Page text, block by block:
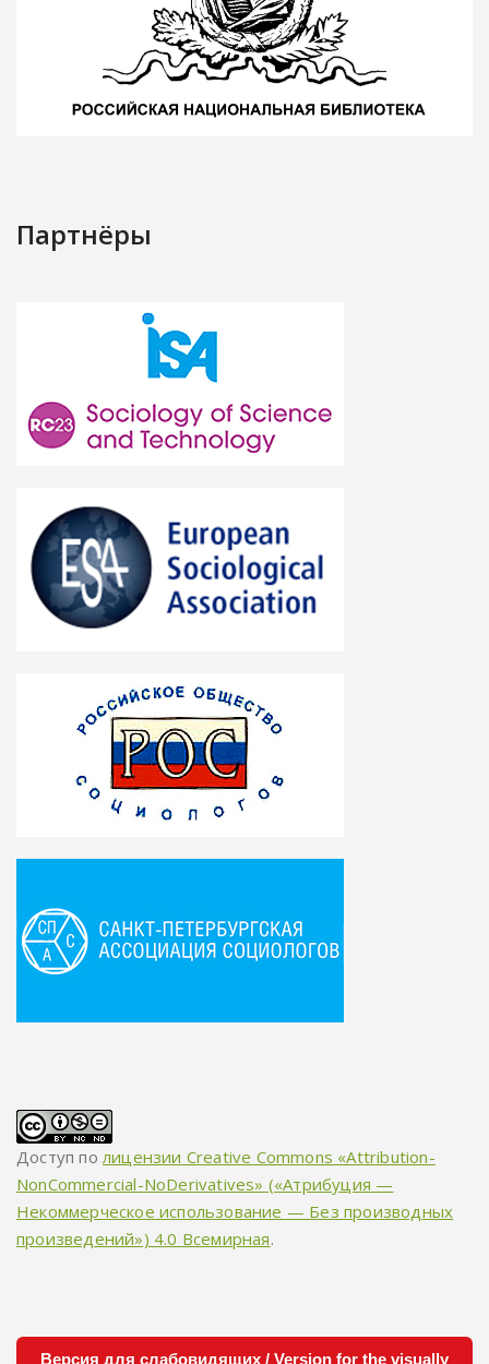
Партнёры
Доступ полицензии Creative Commons «Attribution-
NonCommercial-NoDerivatives» («Атрибуция —
Некоммерческое использование — Без производных
произведений») 4.0 Всемирная.
Версия для слабовидящих / Version for the visually